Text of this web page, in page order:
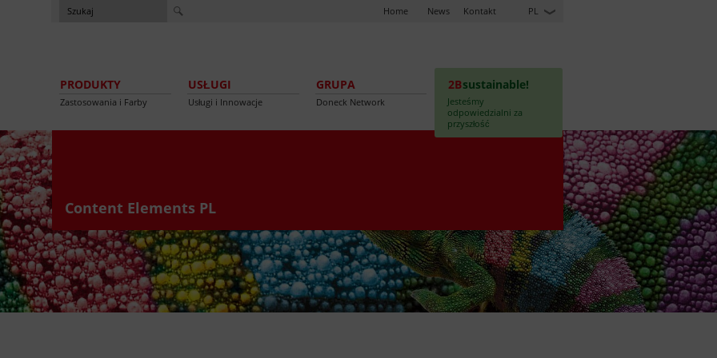
PL
Home News Kontakt
PRODUKTY
Zastosowania i Farby
USŁUGI
Usługi i Innowacje
GRUPA
Doneck Network
2Bsustainable!
Jesteśmy
odpowiedzialni za
przyszłość
Content Elements PL